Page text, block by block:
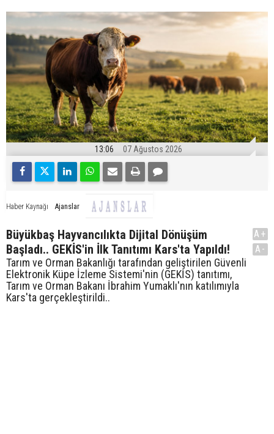
13:06 07 Ağustos 2026
Haber Kaynağı Ajanslar
Büyükbaş Hayvancılıkta Dijital Dönüşüm
Başladı.. GEKİS'in İlk Tanıtımı Kars'ta Yapıldı!
Tarım ve Orman Bakanlığı tarafından geliştirilen Güvenli
Elektronik Küpe İzleme Sistemi'nin (GEKİS) tanıtımı,
Tarım ve Orman Bakanı İbrahim Yumaklı'nın katılımıyla
Kars'ta gerçekleştirildi..
A+
A-